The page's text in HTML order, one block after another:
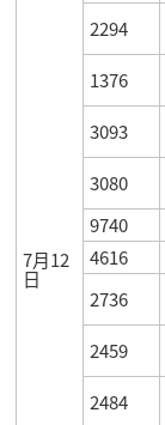
7月12
日
2294
1376
3093
3080
9740
4616
2736
2459
2484